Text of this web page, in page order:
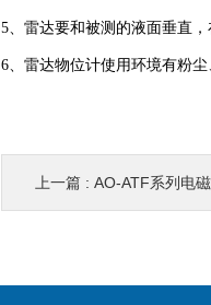
5、雷达要和被测的液面垂直
6、雷达物位计使用环境有粉
上一篇 : AO-ATF系列电磁